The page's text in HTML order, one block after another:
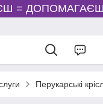
= ДОПОМАГАЄШ
Перукарські